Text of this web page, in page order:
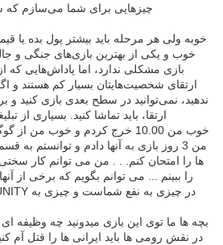
چیزهایی برای شما می‌سازم که
خوبه ولی هر مرحله باید بیشتر پول بده یا
خوب و یکی از بهترین بازی‌های جنگی و
بازی مشکلی ندارد، اما پاداش‌هایی که
ارتقای شخصیت‌هایتان بسیار کم هستند و
ندهید، نمی‌توانید در سطح بعدی بازی کنید و
ارتقا، باید تماشا کنید. بسیاری از
خوب من 10.00 خرج کردم و خوب من
ها را امتحان کنم. . . من می توانم کار
را ببینم ... می توانم بگویم که برخی از
بچه ها ما توی این بازی میدونید چه وظیفه
در نقش رومی ها باید ایرانی ها را قتل آم